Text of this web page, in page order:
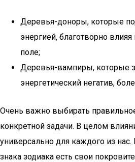
Деревья-доноры, которые
энергией, благотворно
поле;
Деревья-вампиры, которые
энергетический негатив,
Очень важно выбирать
конкретной задачи. В целом
универсально для каждого из
знака зодиака есть свои